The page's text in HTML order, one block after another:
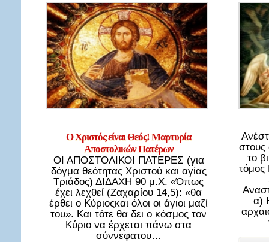
Ο Χριστός είναι Θεός! Μαρτυρία
Αποστολικών Πατέρων
ΟΙ ΑΠΟΣΤΟΛΙΚΟΙ ΠΑΤΕΡΕΣ (για
δόγμα θεότητας Χριστού και αγίας
Τριάδος) ΔΙΔΑΧΗ 90 μ.Χ. «Όπως
έχει λεχθεί (Ζαχαρίου 14,5): «θα
έρθει ο Κύριοςκαι όλοι οι άγιοι μαζί
του». Και τότε θα δει ο κόσμος τον
Κύριο να έρχεται πάνω στα
σύννεφατου…
στους
το
α)